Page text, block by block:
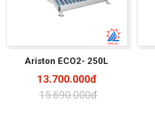
Ariston ECO2- 250L
13.700.000đ
15.690.000đ